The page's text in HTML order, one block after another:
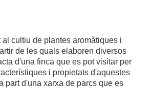
al cultiu de plantes aromàtiques i
de les quals elaboren diversos
d'una finca que es pot visitar per
i propietats d'aquestes
part d'una xarxa de parcs que es